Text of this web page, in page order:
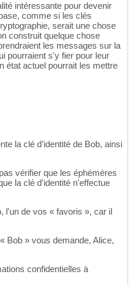
intéressante pour devenir
comme si les clés
serait une chose
construit quelque chose
les messages sur la
pourraient s'y fier pour leur
état actuel pourrait les mettre
la clé d'identité de Bob, ainsi
vérifier que les éphémères
la clé d'identité n'effectue
l'un de vos « favoris », car il
Bob » vous demande, Alice,
confidentielles à